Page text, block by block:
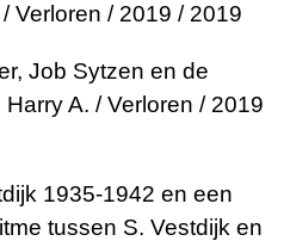
Verloren / 2019 / 2019
Job Sytzen en de
Harry A. / Verloren / 2019
1935-1942 en een
tussen S. Vestdijk en